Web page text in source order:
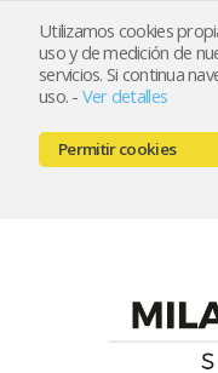
Utilizamos cookies
uso y de medición de
servicios. Si continua
uso. - Ver detalles
Permitir cookies
Registrarse